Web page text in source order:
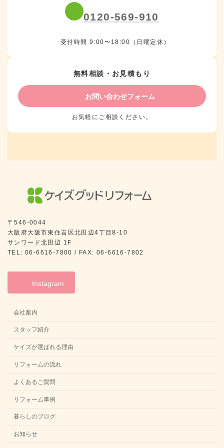
0120-569-910
受付時間 9:00〜18:00（日曜定休）
無料相談・お見積もり
お問い合わせフォーム
お気軽にご相談ください。
〒546-0044
大阪府大阪市東住吉区北田辺4丁目8-10
サンワード北田辺 1F
TEL: 06-6616-7800 / FAX: 06-6616-7802
Instagram
会社案内
スタッフ紹介
ケイズが選ばれる理由
リフォームの流れ
よくあるご質問
リフォーム事例
暮らしのブログ
お知らせ